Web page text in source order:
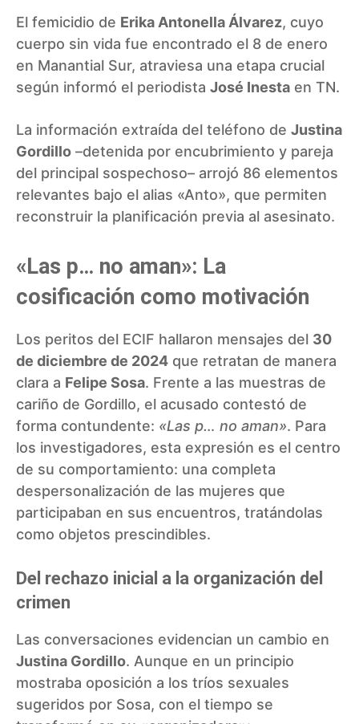
El femicidio de Erika Antonella Álvarez, cuyo
cuerpo sin vida fue encontrado el 8 de enero
en Manantial Sur, atraviesa una etapa crucial
según informó el periodista José Inesta en TN.
La información extraída del teléfono de Justina
Gordillo –detenida por encubrimiento y pareja
del principal sospechoso– arrojó 86 elementos
relevantes bajo el alias «Anto», que permiten
reconstruir la planificación previa al asesinato.
«Las p… no aman»: La
cosificación como motivación
Los peritos del ECIF hallaron mensajes del 30
de diciembre de 2024 que retratan de manera
clara a Felipe Sosa. Frente a las muestras de
cariño de Gordillo, el acusado contestó de
forma contundente: «Las p… no aman». Para
los investigadores, esta expresión es el centro
de su comportamiento: una completa
despersonalización de las mujeres que
participaban en sus encuentros, tratándolas
como objetos prescindibles.
Del rechazo inicial a la organización del
crimen
Las conversaciones evidencian un cambio en
Justina Gordillo. Aunque en un principio
mostraba oposición a los tríos sexuales
sugeridos por Sosa, con el tiempo se